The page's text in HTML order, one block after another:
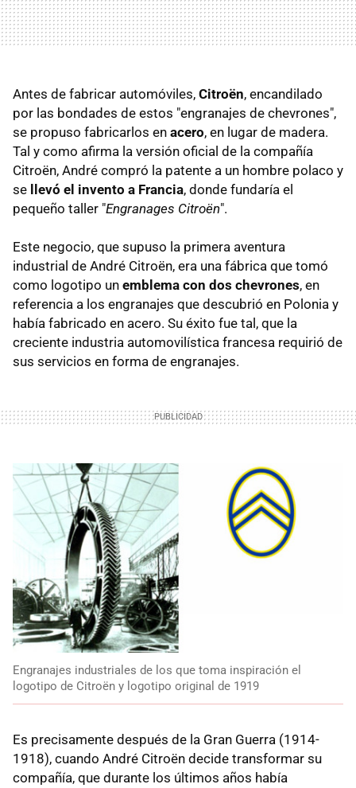
Antes de fabricar automóviles, Citroën, encandilado
por las bondades de estos "engranajes de chevrones",
se propuso fabricarlos en acero, en lugar de madera.
Tal y como afirma la versión oficial de la compañía
Citroën, André compró la patente a un hombre polaco y
se llevó el invento a Francia, donde fundaría el
pequeño taller "Engranages Citroën".
Este negocio, que supuso la primera aventura
industrial de André Citroën, era una fábrica que tomó
como logotipo un emblema con dos chevrones, en
referencia a los engranajes que descubrió en Polonia y
había fabricado en acero. Su éxito fue tal, que la
creciente industria automovilística francesa requirió de
sus servicios en forma de engranajes.
Engranajes industriales de los que toma inspiración el
logotipo de Citroën y logotipo original de 1919
Es precisamente después de la Gran Guerra (1914-
1918), cuando André Citroën decide transformar su
compañía, que durante los últimos años había